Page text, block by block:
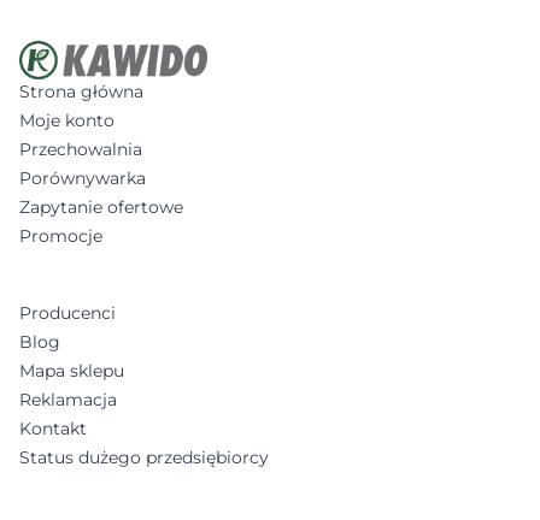
Strona główna
Moje konto
Przechowalnia
Porównywarka
Zapytanie ofertowe
Promocje
Producenci
Blog
Mapa sklepu
Reklamacja
Kontakt
Status dużego przedsiębiorcy